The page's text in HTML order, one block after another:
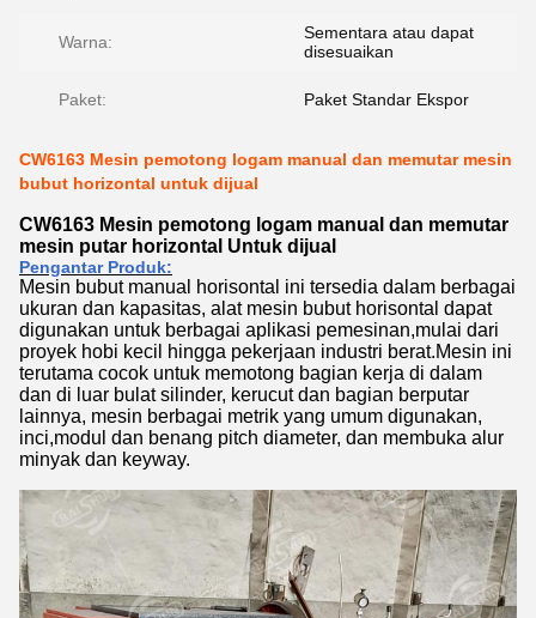
Warna:
Sementara atau dapat
disesuaikan
Paket: Paket Standar Ekspor
CW6163 Mesin pemotong logam manual dan memutar mesin
bubut horizontal untuk dijual
CW6163 Mesin pemotong logam manual dan memutar
mesin putar horizontal Untuk dijual
Pengantar Produk:
Mesin bubut manual horisontal ini tersedia dalam berbagai
ukuran dan kapasitas, alat mesin bubut horisontal dapat
digunakan untuk berbagai aplikasi pemesinan,mulai dari
proyek hobi kecil hingga pekerjaan industri berat.Mesin ini
terutama cocok untuk memotong bagian kerja di dalam
dan di luar bulat silinder, kerucut dan bagian berputar
lainnya, mesin berbagai metrik yang umum digunakan,
inci,modul dan benang pitch diameter, dan membuka alur
minyak dan keyway.